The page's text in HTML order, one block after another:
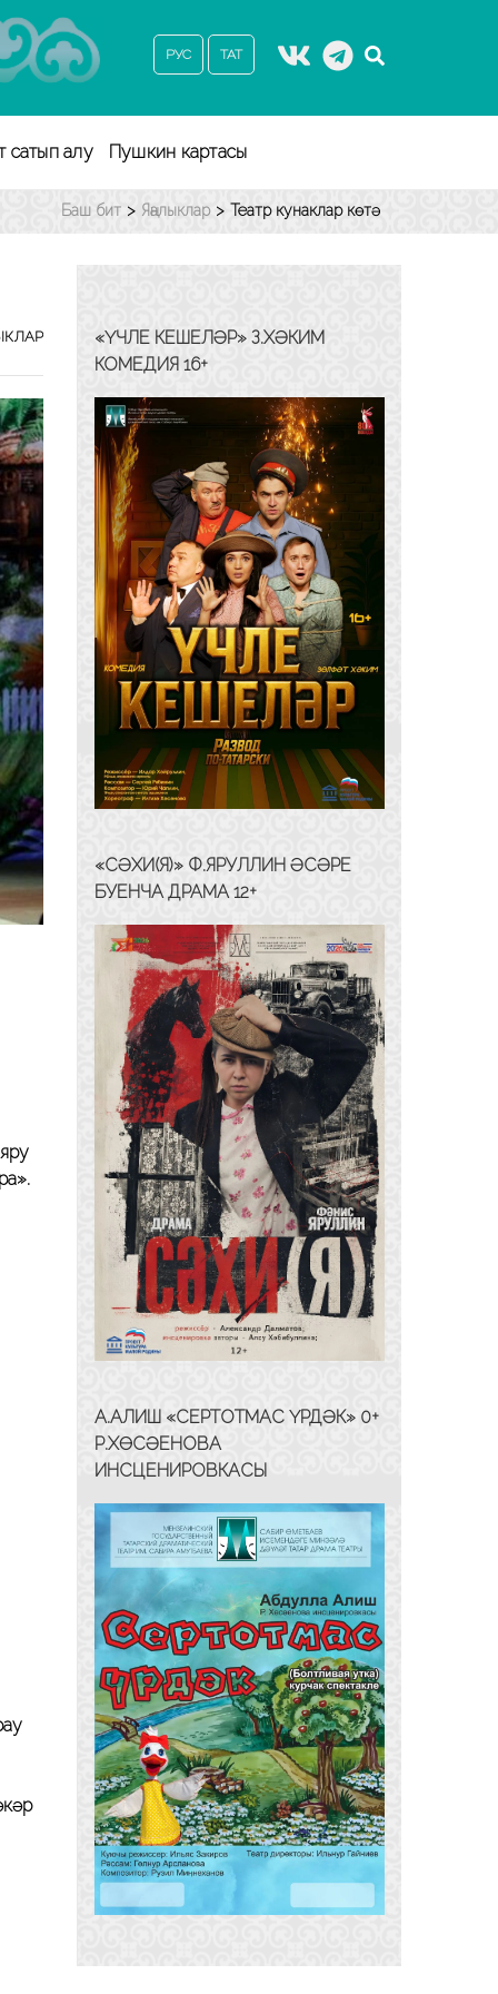
РУС ТАТ
сатып алу Пушкин картасы
Баш бит > Яңалыклар > Театр кунаклар көтә
«ҮЧЛЕ КЕШЕЛӘР» З.ХӘКИМ
КОМЕДИЯ 16+
«СӘХИ(Я)» Ф.ЯРУЛЛИН ӘСӘРЕ
БУЕНЧА ДРАМА 12+
А.АЛИШ «СЕРТОТМАС ҮРДӘК» 0+
Р.ХӨСӘЕНОВА
ИНСЦЕНИРОВКАСЫ